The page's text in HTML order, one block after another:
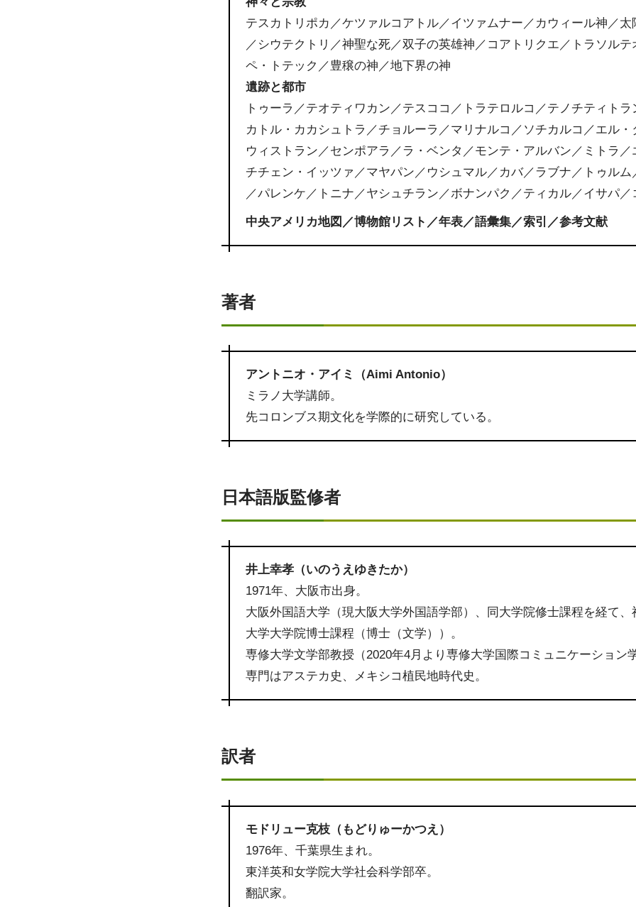
テスカトリポカ／ケツァルコアトル／イツァムナー／カウィール神／太
／シウテクトリ／神聖な死／双子の英雄神／コアトリクエ／トラソルテ
ペ・トテック／豊穣の神／地下界の神
遺跡と都市
トゥーラ／テオティワカン／テスココ／トラテロルコ／テノチティト
カトル・カカシュトラ／チョルーラ／マリナルコ／ソチカルコ／エル・
ウィストラン／センポアラ／ラ・ベンタ／モンテ・アルバン／ミトラ／
チチェン・イッツァ／マヤパン／ウシュマル／カバ／ラブナ／トゥルム
／パレンケ／トニナ／ヤシュチラン／ボナンパク／ティカル／イサパ／
中央アメリカ地図／博物館リスト／年表／語彙集／索引／参考文献
著者
アントニオ・アイミ（Aimi Antonio）
ミラノ大学講師。
先コロンブス期文化を学際的に研究している。
日本語版監修者
井上幸孝（いのうえゆきたか）
1971年、大阪市出身。
大阪外国語大学（現大阪大学外国語学部）、同大学院修士課程を経て、
大学大学院博士課程（博士（文学））。
専修大学文学部教授（2020年4月より専修大学国際コミュニケーション
専門はアステカ史、メキシコ植民地時代史。
訳者
モドリュー克枝（もどりゅーかつえ）
1976年、千葉県生まれ。
東洋英和女学院大学社会科学部卒。
翻訳家。